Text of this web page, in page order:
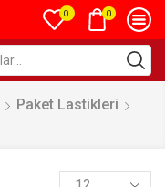
0 0
Paket Lastikleri